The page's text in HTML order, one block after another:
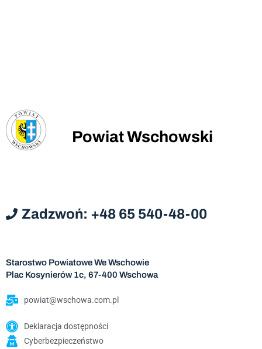
Powiat Wschowski
Zadzwoń: +48 65 540-48-00
Starostwo Powiatowe We Wschowie
Plac Kosynierów 1c, 67-400 Wschowa
powiat@wschowa.com.pl
Deklaracja dostępności
Cyberbezpieczeństwo